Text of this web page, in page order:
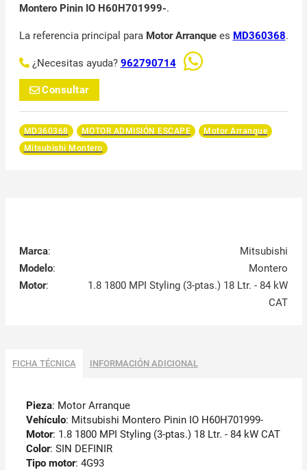
Montero Pinin IO H60H701999-.
La referencia principal para Motor Arranquees MD360368.
¿Necesitas ayuda? 962790714
Consultar
MD360368 MOTOR ADMISIÓN ESCAPE
Motor Arranque
Mitsubishi Montero
Marca:
Mitsubishi
Modelo:
Montero
Motor:
1.8 1800 MPI Styling (3-ptas.) 18 Ltr. - 84 kW
CAT
FICHA TÉCNICA INFORMACIÓN ADICIONAL
Pieza: Motor Arranque
Vehículo: Mitsubishi Montero Pinin IO H60H701999-
Motor: 1.8 1800 MPI Styling (3-ptas.) 18 Ltr. - 84 kW CAT
Color: SIN DEFINIR
Tipo motor: 4G93